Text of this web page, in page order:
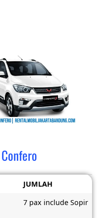
Confero
JUMLAH
7 pax include Sopir